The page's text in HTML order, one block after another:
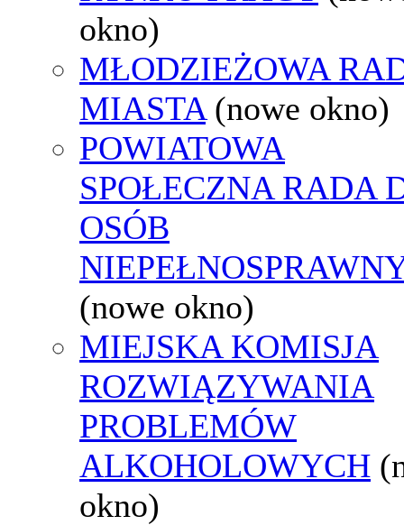
okno)
MŁODZIEŻOWA
MIASTA (nowe okno)
POWIATOWA
SPOŁECZNA RADA
OSÓB
(nowe okno)
MIEJSKA KOMISJA
ROZWIĄZYWANIA
PROBLEMÓW
ALKOHOLOWYCH
okno)